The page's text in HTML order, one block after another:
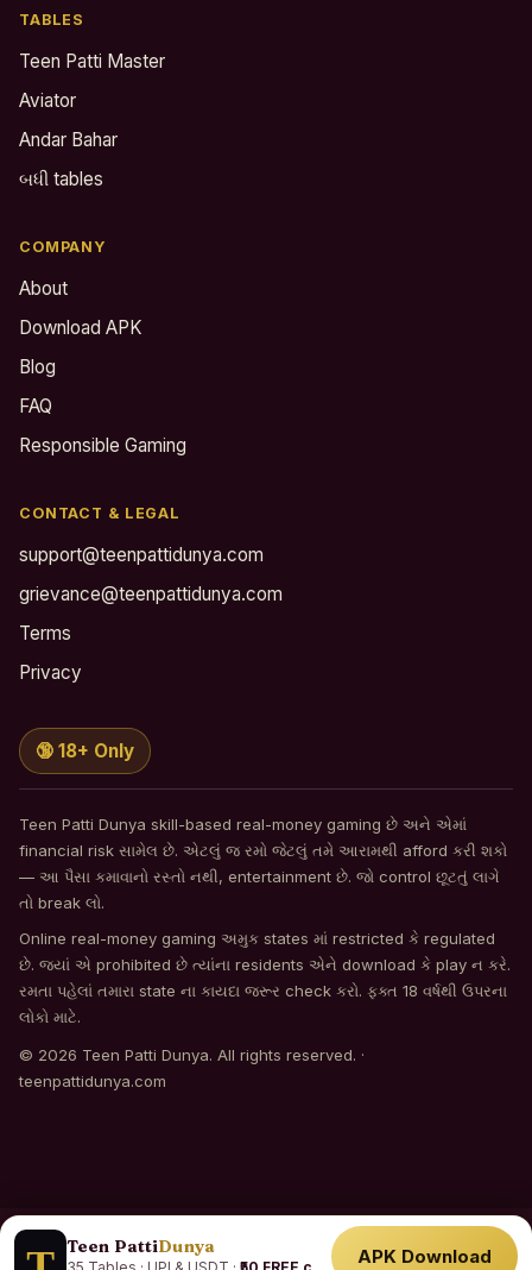
TABLES
Teen Patti Master
Aviator
Andar Bahar
બધી tables
COMPANY
About
Download APK
Blog
FAQ
Responsible Gaming
CONTACT & LEGAL
support@teenpattidunya.com
grievance@teenpattidunya.com
Terms
Privacy
🔞 18+ Only
Teen Patti Dunya skill-based real-money gaming છે અને એમાં
financial risk સામેલ છે. એટલું જ રમો જેટલું તમે આરામથી afford કરી શકો
— આ પૈસા કમાવાનો રસ્તો નથી, entertainment છે. જો control છૂટતું લાગે
તો break લો.
Online real-money gaming અમુક states માં restricted કે regulated
છે. જ્યાં એ prohibited છે ત્યાંના residents એને download કે play ન કરે.
રમતા પહેલાં તમારા state ના કાયદા જરૂર check કરો. ફક્ત 18 વર્ષથી ઉપરના
લોકો માટે.
© 2026 Teen Patti Dunya. All rights reserved. ·
teenpattidunya.com
Teen PattiDunya APK Download